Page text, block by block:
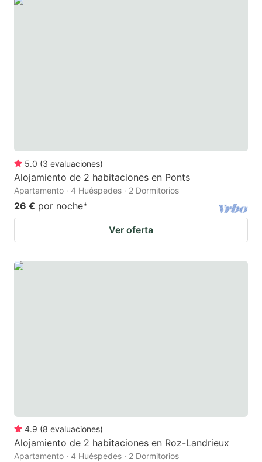
5.0 (3 evaluaciones)
Alojamiento de 2 habitaciones en Ponts
Apartamento · 4 Huéspedes · 2 Dormitorios
26 € por noche*
Ver oferta
4.9 (8 evaluaciones)
Alojamiento de 2 habitaciones en Roz-Landrieux
Apartamento · 4 Huéspedes · 2 Dormitorios